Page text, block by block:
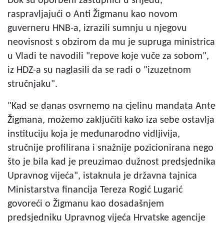
raspravljajući o Anti Žigmanu kao novom
guverneru HNB-a, izrazili sumnju u njegovu
neovisnost s obzirom da mu je supruga ministrica
u Vladi te navodili "repove koje vuče za sobom",
iz HDZ-a su naglasili da se radi o "izuzetnom
stručnjaku".
"Kad se danas osvrnemo na cjelinu mandata Ante
Žigmana, možemo zaključiti kako iza sebe ostavlja
instituciju koja je međunarodno vidljivija,
stručnije profilirana i snažnije pozicionirana nego
što je bila kad je preuzimao dužnost predsjednika
Upravnog vijeća", istaknula je državna tajnica
Ministarstva financija Tereza Rogić Lugarić
govoreći o Žigmanu kao dosadašnjem
predsjedniku Upravnog vijeća Hrvatske agencije